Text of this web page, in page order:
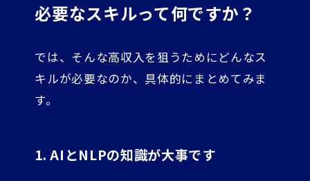
必要なスキルって何ですか？
では、そんな高収入を狙うためにどんなス
キルが必要なのか、具体的にまとめてみま
す。
1. AIとNLPの知識が大事です